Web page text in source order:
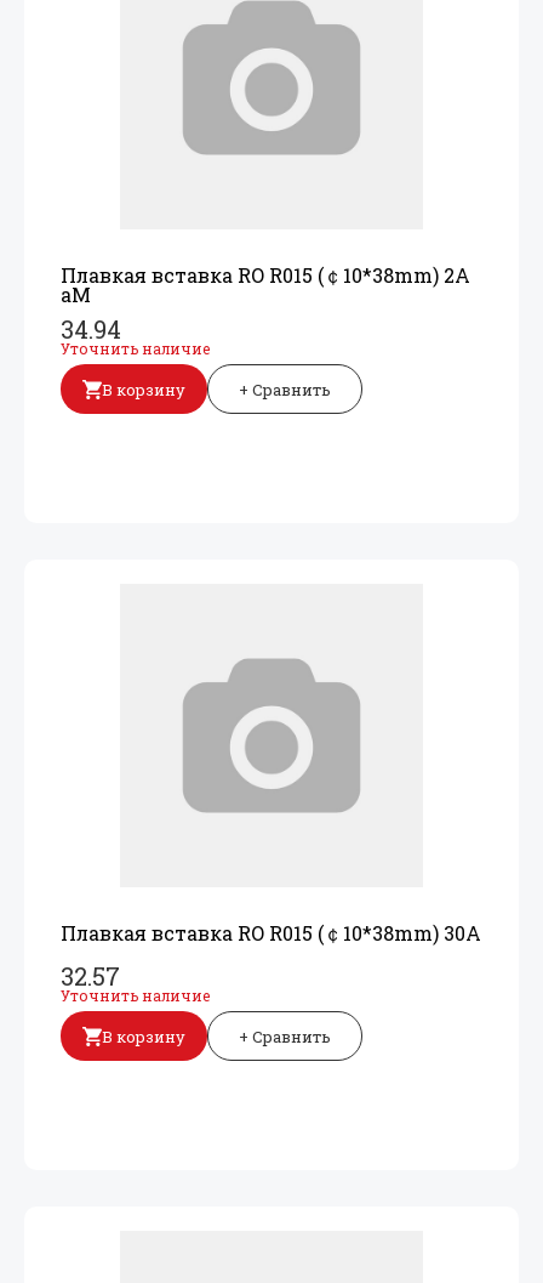
Плавкая вставка RO R015 (￠10*38mm) 2A
aM
34.94
Уточнить наличие
В корзину + Сравнить
Плавкая вставка RO R015 (￠10*38mm) 30A
32.57
Уточнить наличие
В корзину + Сравнить